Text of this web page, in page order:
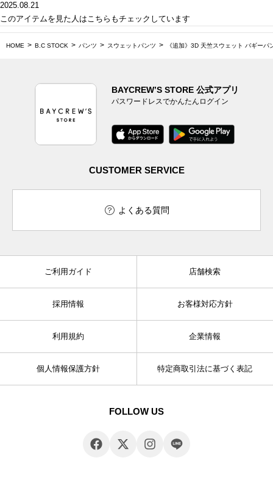
2025.08.21
このアイテムを見た人はこちらもチェックしています
HOME B.C STOCK パンツ スウェットパンツ 《追加》3D 天竺スウェット バギーパ
BAYCREW’S STORE 公式アプリ
パスワードレスでかんたんログイン
CUSTOMER SERVICE
よくある質問
ご利用ガイド 店舗検索
採用情報 お客様対応方針
利用規約 企業情報
個人情報保護方針 特定商取引法に基づく表記
FOLLOW US